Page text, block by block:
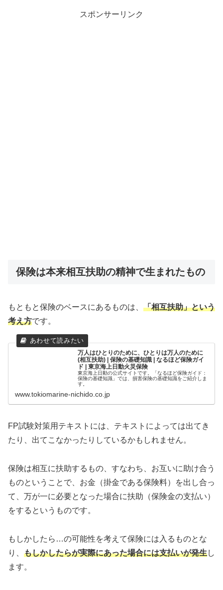
スポンサーリンク
保険は本来相互扶助の精神で生まれたもの
もともと保険のベースにあるものは、 「相互扶助」という
考え方です。
万人はひとりのために、ひとりは万人のために
(相互扶助) | 保険の基礎知識 | なるほど保険ガイ
ド | 東京海上日動火災保険
東京海上日動の公式サイトです。「なるほど保険ガイド：
保険の基礎知識」では、損害保険の基礎知識をご紹介しま
す。
www.tokiomarine-nichido.co.jp
FP試験対策用テキストには、テキストによっては出てき
たり、出てこなかったりしているかもしれません。
保険は相互に扶助するもの、すなわち、お互いに助け合う
ものということで、お金（掛金である保険料）を出し合っ
て、万が一に必要となった場合に扶助（保険金の支払い）
をするというものです。
もしかしたら…の可能性を考えて保険には入るものとな
り、 もしかしたらが実際にあった場合には支払いが発生し
ます。